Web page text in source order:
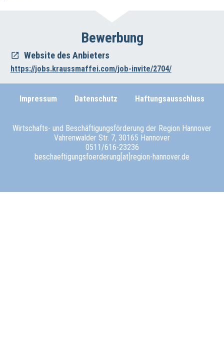
Bewerbung
Website des Anbieters
https://jobs.kraussmaffei.com/job-invite/2704/
Impressum Datenschutz Haftungsausschluss
Wirtschafts- und Beschäftigungsförderung der Region Hannover
Vahrenwalder Str. 7, 30165 Hannover
0511/616-23236
beschaeftigungsfoerderung[at]region-hannover.de